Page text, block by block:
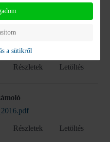
Letöltés
Részletek
Letöltés
Részletek
a sütikről